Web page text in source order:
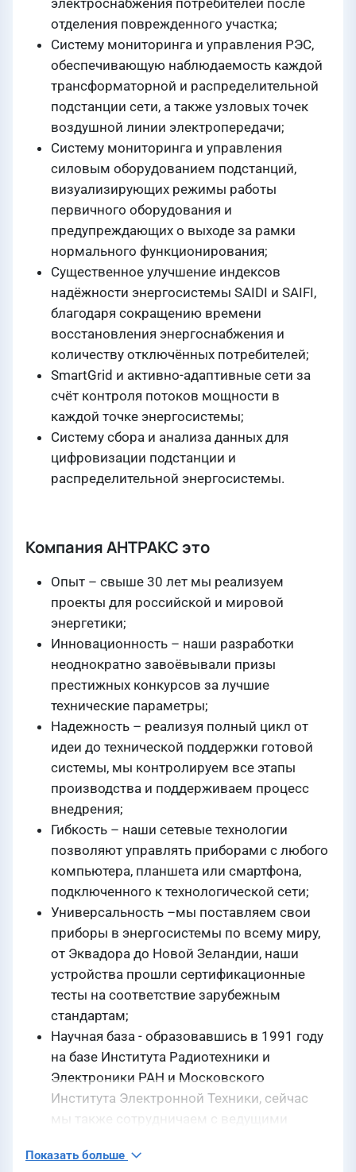
электроснабжения потребителей после
отделения поврежденного участка;
Систему мониторинга и управления РЭС,
обеспечивающую наблюдаемость каждой
трансформаторной и распределительной
подстанции сети, а также узловых точек
воздушной линии электропередачи;
Систему мониторинга и управления
силовым оборудованием подстанций,
визуализирующих режимы работы
первичного оборудования и
предупреждающих о выходе за рамки
нормального функционирования;
Существенное улучшение индексов
надёжности энергосистемы SAIDI и SAIFI,
благодаря сокращению времени
восстановления энергоснабжения и
количеству отключённых потребителей;
SmartGrid и активно-адаптивные сети за
счёт контроля потоков мощности в
каждой точке энергосистемы;
Систему сбора и анализа данных для
цифровизации подстанции и
распределительной энергосистемы.
Компания АНТРАКС это
Опыт – свыше 30 лет мы реализуем
проекты для российской и мировой
энергетики;
Инновационность – наши разработки
неоднократно завоёвывали призы
престижных конкурсов за лучшие
технические параметры;
Надежность – реализуя полный цикл от
идеи до технической поддержки готовой
системы, мы контролируем все этапы
производства и поддерживаем процесс
внедрения;
Гибкость – наши сетевые технологии
позволяют управлять приборами с любого
компьютера, планшета или смартфона,
подключенного к технологической сети;
Универсальность –мы поставляем свои
приборы в энергосистемы по всему миру,
от Эквадора до Новой Зеландии, наши
устройства прошли сертификационные
тесты на соответствие зарубежным
стандартам;
Научная база - образовавшись в 1991 году
на базе Института Радиотехники и
Электроники РАН и Московского
Института Электронной Техники, сейчас
мы также сотрудничаем с ведущими
Показать больше